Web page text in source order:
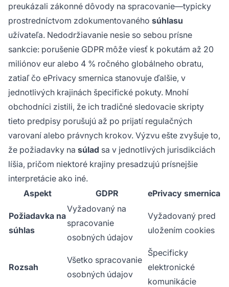
preukázali zákonné dôvody na spracovanie—typicky
prostredníctvom zdokumentovaného súhlasu
užívateľa. Nedodržiavanie nesie so sebou prísne
sankcie: porušenie GDPR môže viesť k pokutám až 20
miliónov eur alebo 4 % ročného globálneho obratu,
zatiaľ čo ePrivacy smernica stanovuje ďalšie, v
jednotlivých krajinách špecifické pokuty. Mnohí
obchodníci zistili, že ich tradičné sledovacie skripty
tieto predpisy porušujú až po prijatí regulačných
varovaní alebo právnych krokov. Výzvu ešte zvyšuje to,
že požiadavky na súlad sa v jednotlivých jurisdikciách
líšia, pričom niektoré krajiny presadzujú prísnejšie
interpretácie ako iné.
Aspekt
GDPR ePrivacy smernica
Požiadavka na
súhlas
Vyžadovaný na
spracovanie
osobných údajov
Vyžadovaný pred
uložením cookies
Rozsah
Všetko spracovanie
osobných údajov
Špecificky
elektronické
komunikácie